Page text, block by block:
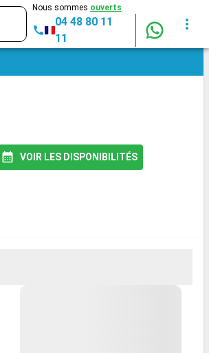
Nous sommes ouverts
04 48 80 11
11
VOIR LES DISPONIBILITÉS